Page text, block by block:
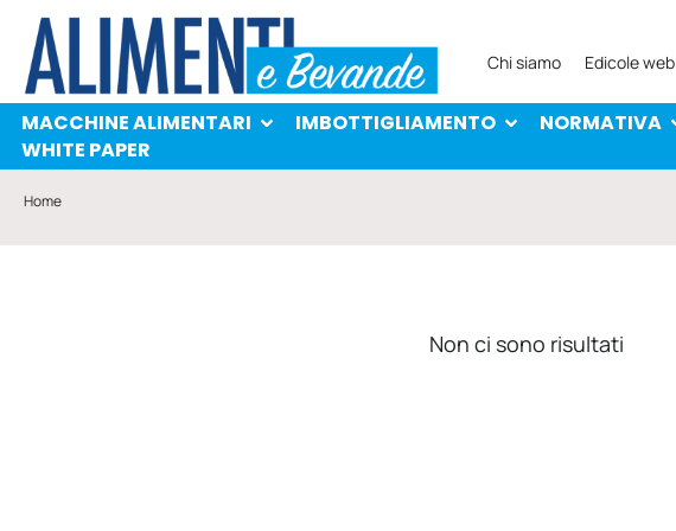
MACCHINE ALIMENTARI
PROTAGONISTI
WHITE PAPER
Chi siamo Edicole web
MACCHINE ALIMENTARI IMBOTTIGLIAMENTO NORMATIVA
WHITE PAPER
Home
Non ci sono risultati